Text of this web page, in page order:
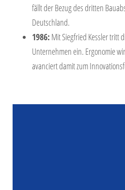
fällt der Bezug des dritten
Deutschland.
1986: Mit Siegfried Kessler tritt
Unternehmen ein. Ergonomie
avanciert damit zum